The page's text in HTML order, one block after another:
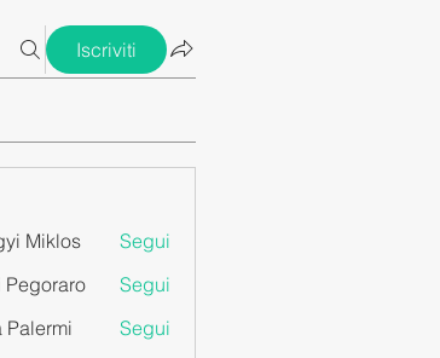
Iscriviti
Miklos
Segui
Pegoraro
Segui
Palermi
Segui